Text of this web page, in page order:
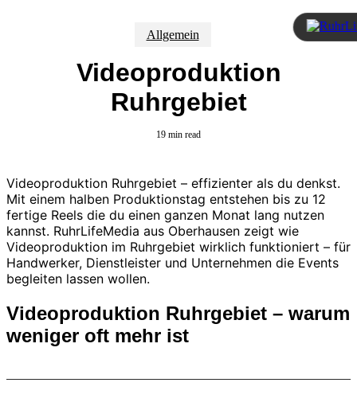
VDI
Hit enter to search or ESC to close
Videoproduktion & Film
Branding & Corporate Design
SEO & Online Marketing
Work
Blog
Kunden
Kontakt
Allgemein
Videoproduktion
Ruhrgebiet
19 min read
Videoproduktion Ruhrgebiet – effizienter als du denkst.
Mit einem halben Produktionstag entstehen bis zu 12
fertige Reels die du einen ganzen Monat lang nutzen
kannst. RuhrLifeMedia aus Oberhausen zeigt wie
Videoproduktion im Ruhrgebiet wirklich funktioniert – für
Handwerker, Dienstleister und Unternehmen die Events
begleiten lassen wollen.
Videoproduktion Ruhrgebiet – warum
weniger oft mehr ist